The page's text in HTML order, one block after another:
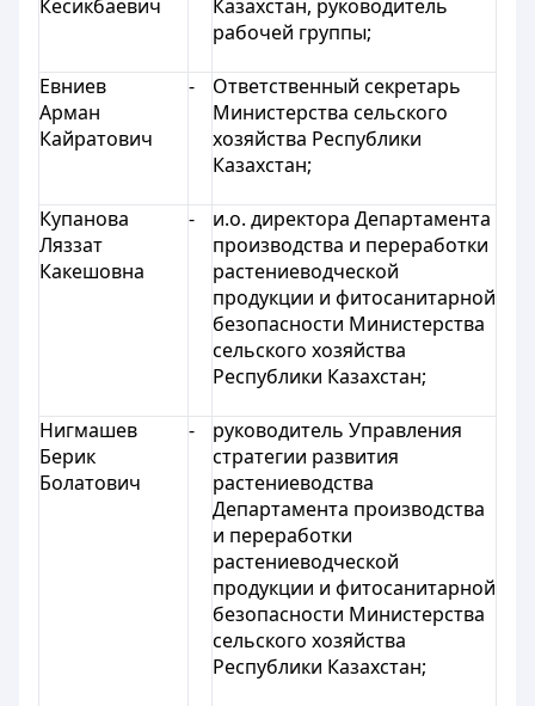
Кесикбаевич
Казахстан, руководитель
рабочей группы;
Евниев
Арман
Кайратович
-
Ответственный секретарь
Министерства сельского
хозяйства Республики
Казахстан;
Купанова
Ляззат
Какешовна
-
и.о. директора Департамента
производства и переработки
растениеводческой
продукции и фитосанитарной
безопасности Министерства
сельского хозяйства
Республики Казахстан;
Нигмашев
Берик
Болатович
-
руководитель Управления
стратегии развития
растениеводства
Департамента производства
и переработки
растениеводческой
продукции и фитосанитарной
безопасности Министерства
сельского хозяйства
Республики Казахстан;